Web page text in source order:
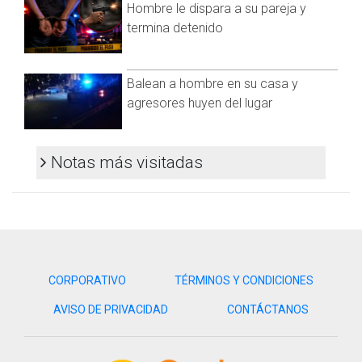
La Fiscalía General del Estado quedó a cargo de ambas
investigaciones.
Hombre le dispara a su pareja y
termina detenido
Balean a hombre en su casa y
agresores huyen del lugar
Notas más visitadas
CORPORATIVO TÉRMINOS Y CONDICIONES
AVISO DE PRIVACIDAD CONTÁCTANOS